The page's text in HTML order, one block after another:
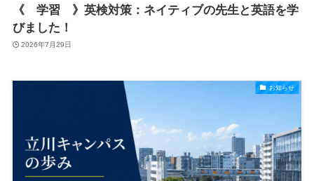
《 学習 》英検対策：ネイティブの先生と英語を学
びました！
2026年7月29日
お知らせ